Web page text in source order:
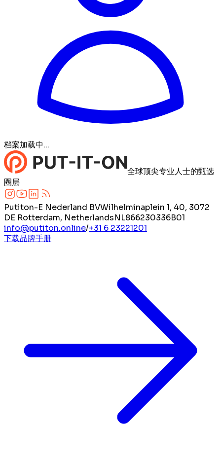
档案加载中...
全球顶尖专业人士的甄选
圈层
Putiton-E Nederland BVWilhelminaplein 1, 40, 3072
DE Rotterdam, NetherlandsNL866230336B01
info@putiton.online/+31 6 23221201
下载品牌手册